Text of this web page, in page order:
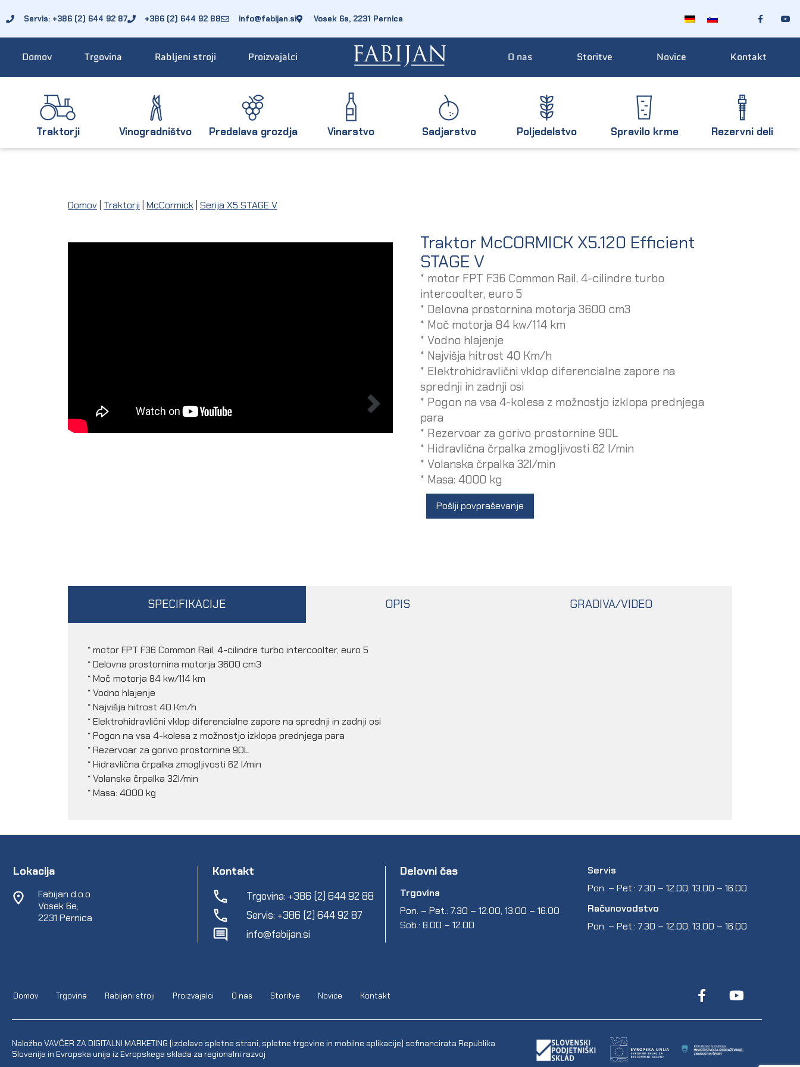
Servis: +386 (2) 644 92 87 +386 (2) 644 92 88 info@fabijan.si Vosek 6e, 2231 Pernica
Domov Trgovina Rabljeni stroji Proizvajalci O nas Storitve Novice Kontakt
Traktorji Vinogradništvo Predelava grozdja Vinarstvo Sadjarstvo Poljedelstvo Spravilo krme Rezervni deli
Domov Traktorji McCormick Serija X5 STAGE V
Traktor McCORMICK X5.120 Efficient
STAGE V
* motor FPT F36 Common Rail, 4-cilindre turbo
intercoolter, euro 5
* Delovna prostornina motorja 3600 cm3
* Moč motorja 84 kw/114 km
* Vodno hlajenje
* Najvišja hitrost 40 Km/h
* Elektrohidravlični vklop diferencialne zapore na
sprednji in zadnji osi
* Pogon na vsa 4-kolesa z možnostjo izklopa prednjega
para
* Rezervoar za gorivo prostornine 90L
* Hidravlična črpalka zmogljivosti 62 l/min
* Volanska črpalka 32l/min
* Masa: 4000 kg
Pošlji povpraševanje
SPECIFIKACIJE OPIS GRADIVA/VIDEO
* motor FPT F36 Common Rail, 4-cilindre turbo intercoolter, euro 5
* Delovna prostornina motorja 3600 cm3
* Moč motorja 84 kw/114 km
* Vodno hlajenje
* Najvišja hitrost 40 Km/h
* Elektrohidravlični vklop diferencialne zapore na sprednji in zadnji osi
* Pogon na vsa 4-kolesa z možnostjo izklopa prednjega para
* Rezervoar za gorivo prostornine 90L
* Hidravlična črpalka zmogljivosti 62 l/min
* Volanska črpalka 32l/min
* Masa: 4000 kg
Lokacija
Fabijan d.o.o.
Vosek 6e,
2231 Pernica
Kontakt
Trgovina: +386 (2) 644 92 88
Servis: +386 (2) 644 92 87
info@fabijan.si
Delovni čas
Trgovina
Pon. – Pet.: 7.30 – 12.00, 13.00 – 16.00
Sob.: 8.00 – 12.00
Servis
Pon. – Pet.: 7.30 – 12.00, 13.00 – 16.00
Računovodstvo
Pon. – Pet.: 7.30 – 12.00, 13.00 – 16.00
Domov Trgovina Rabljeni stroji Proizvajalci O nas Storitve Novice Kontakt
Naložbo VAVČER ZA DIGITALNI MARKETING (izdelavo spletne strani, spletne trgovine in mobilne aplikacije) sofinancirata Republika
Slovenija in Evropska unija iz Evropskega sklada za regionalni razvoj